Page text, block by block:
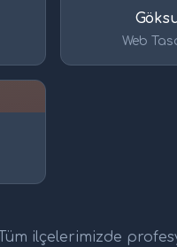
Web
Tüm ilçelerimizde